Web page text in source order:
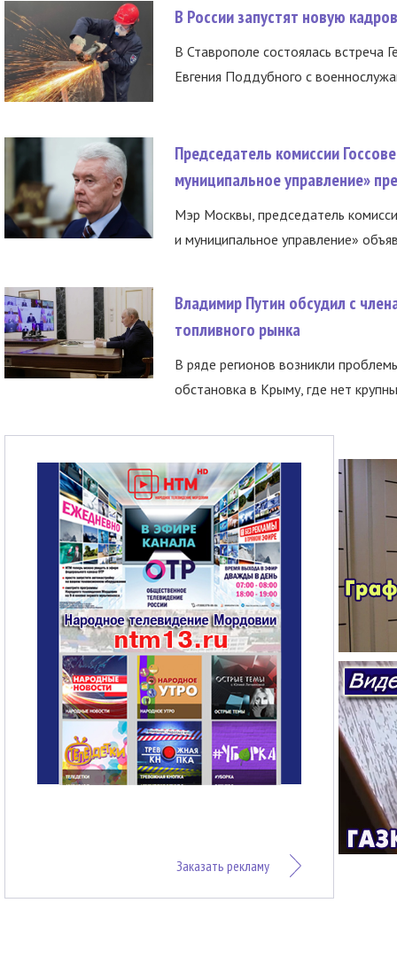
В России запустят новую
В Ставрополе состоялась встреча
Евгения Поддубного с
Председатель комиссии
муниципальное управление»
Мэр Москвы, председатель
и муниципальное управление»
Владимир Путин обсудил с
топливного рынка
В ряде регионов возникли
обстановка в Крыму, где нет
Заказать рекламу